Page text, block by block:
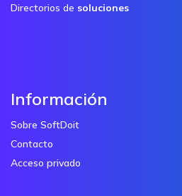
Directorios de soluciones
Información
Sobre SoftDoit
Contacto
Acceso privado